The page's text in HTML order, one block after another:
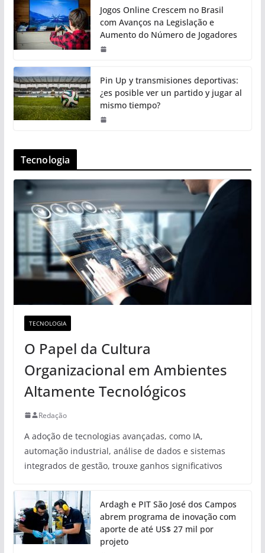
Jogos Online Crescem no Brasil
com Avanços na Legislação e
Aumento do Número de Jogadores
Pin Up y transmisiones deportivas:
¿es posible ver un partido y jugar al
mismo tiempo?
Tecnologia
TECNOLOGIA
O Papel da Cultura
Organizacional em Ambientes
Altamente Tecnológicos
Redação
A adoção de tecnologias avançadas, como IA,
automação industrial, análise de dados e sistemas
integrados de gestão, trouxe ganhos significativos
Ardagh e PIT São José dos Campos
abrem programa de inovação com
aporte de até US$ 27 mil por
projeto